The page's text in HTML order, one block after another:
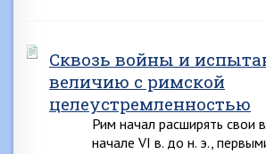
Сквозь войны и
величию с римской
целеустремленностью
Рим начал расширять свои
начале VI в. до н. э.,